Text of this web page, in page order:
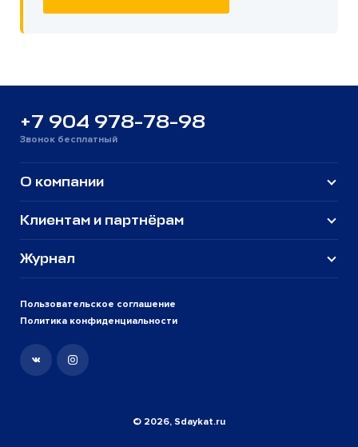
+7 904 978-78-98
Звонок бесплатный
Пользовательское соглашение
Политика конфиденциальности
О компании
Клиентам и партнёрам
Журнал
© 2026, Sdaykat.ru